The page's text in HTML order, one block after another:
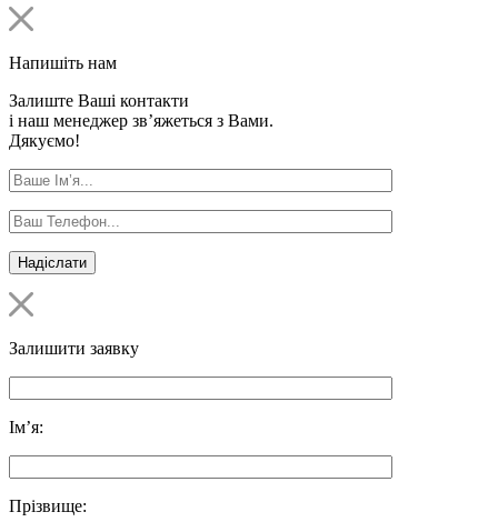
Напишіть нам
Залиште Ваші контакти
і наш менеджер зв’яжеться з Вами.
Дякуємо!
Залишити заявку
Ім’я:
Прізвище: